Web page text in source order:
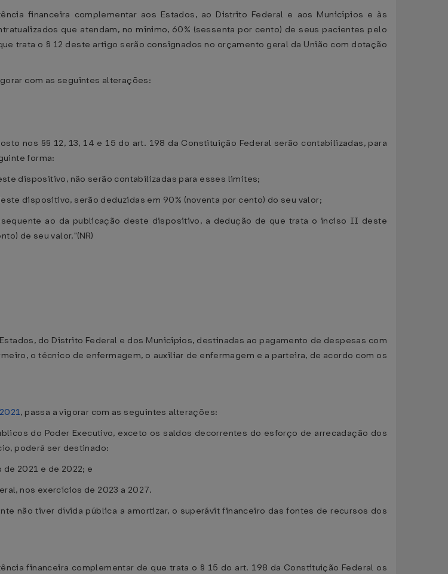
financeira complementar aos Estados, ao Distrito Federal e aos Municípios e às
que atendam, no mínimo, 60% (sessenta por cento) de seus pacientes pelo
trata o § 12 deste artigo serão consignados no orçamento geral da União com dotação
com as seguintes alterações:
nos §§ 12, 13, 14 e 15 do art. 198 da Constituição Federal serão contabilizadas, para
forma:
dispositivo, não serão contabilizadas para esses limites;
dispositivo, serão deduzidas em 90% (noventa por cento) do seu valor;
ao da publicação deste dispositivo, a dedução de que trata o inciso II deste
de seu valor."(NR)
do Distrito Federal e dos Municípios, destinadas ao pagamento de despesas com
o técnico de enfermagem, o auxiliar de enfermagem e a parteira, de acordo com os
, passa a vigorar com as seguintes alterações:
do Poder Executivo, exceto os saldos decorrentes do esforço de arrecadação dos
poderá ser destinado:
2021 e de 2022; e
nos exercícios de 2023 a 2027.
não tiver dívida pública a amortizar, o superávit financeiro das fontes de recursos dos
financeira complementar de que trata o § 15 do art. 198 da Constituição Federal os